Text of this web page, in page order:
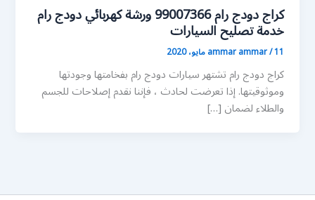
كراج دودج رام 99007366 ورشة كهربائي دودج رام
خدمة تصليح السيارات
ammar ammar/11 مايو، 2020
كراج دودج رام تشتهر سيارات دودج رام بفخامتها وجودتها
وموثوقيتها. إذا تعرضت لحادث ، فإننا نقدم إصلاحات للجسم
والطلاء لضمان […]